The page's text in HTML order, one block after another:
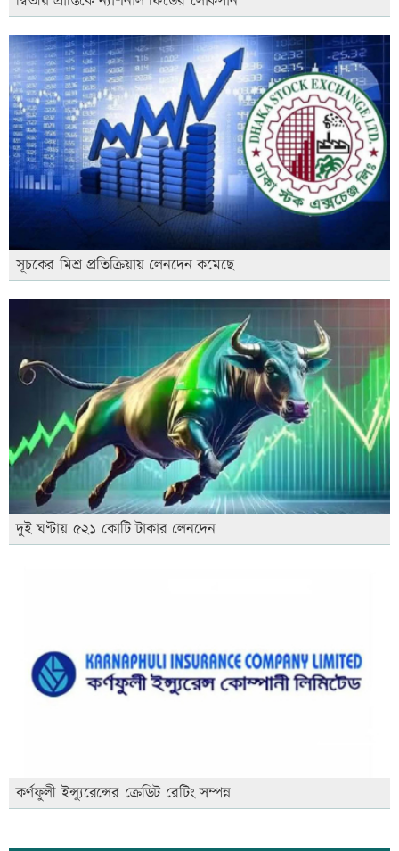
সূচকের মিশ্র প্রতিক্রিয়ায় লেনদেন কমেছে
দুই ঘণ্টায় ৫২১ কোটি টাকার লেনদেন
কর্ণফুলী ইন্স্যুরেন্সের ক্রেডিট রেটিং সম্পন্ন